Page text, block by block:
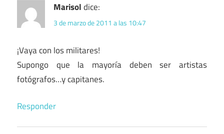
Marisoldice:
3 de marzo de 2011 a las 10:47
¡Vaya con los militares!
Supongo que la mayoría deben ser artistas
fotógrafos…y capitanes.
Responder